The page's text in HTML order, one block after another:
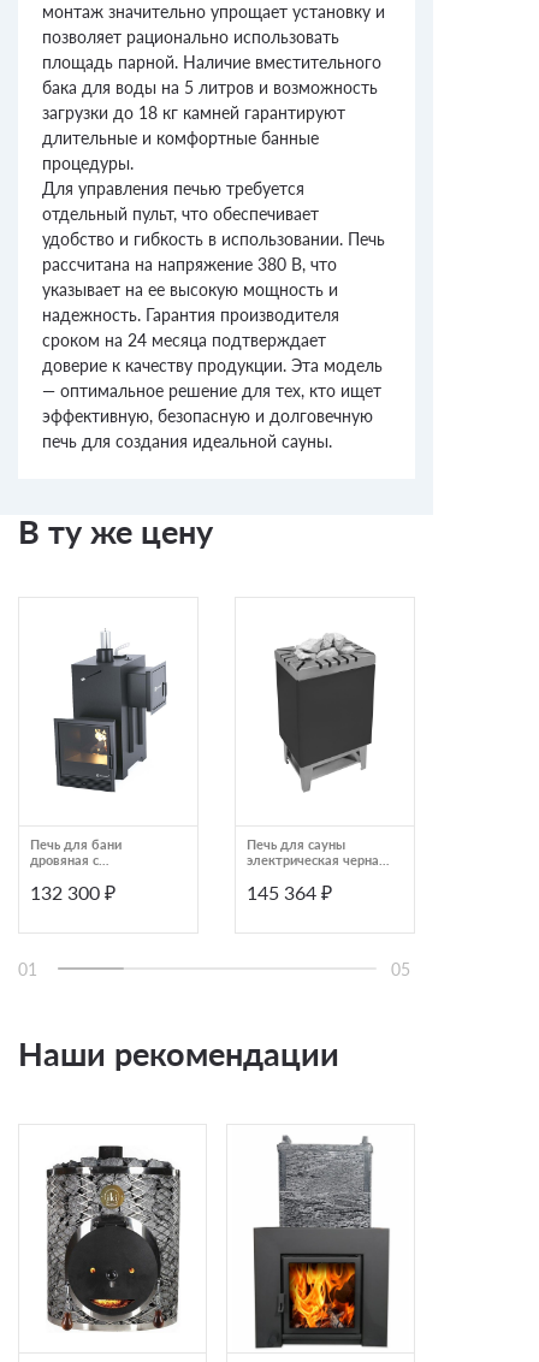
монтаж значительно упрощает установку и
позволяет рационально использовать
площадь парной. Наличие вместительного
бака для воды на 5 литров и возможность
загрузки до 18 кг камней гарантируют
длительные и комфортные банные
процедуры.
Для управления печью требуется
отдельный пульт, что обеспечивает
удобство и гибкость в использовании. Печь
рассчитана на напряжение 380 В, что
указывает на ее высокую мощность и
надежность. Гарантия производителя
сроком на 24 месяца подтверждает
доверие к качеству продукции. Эта модель
— оптимальное решение для тех, кто ищет
эффективную, безопасную и долговечную
печь для создания идеальной сауны.
В ту же цену
Печь для бани
дровяная с
ИзиСтим Анапа М2
132 300 ₽
Печь для сауны
электрическая черная
серия 33 4,0060,4130
145 364 ₽
01 05
Наши рекомендации